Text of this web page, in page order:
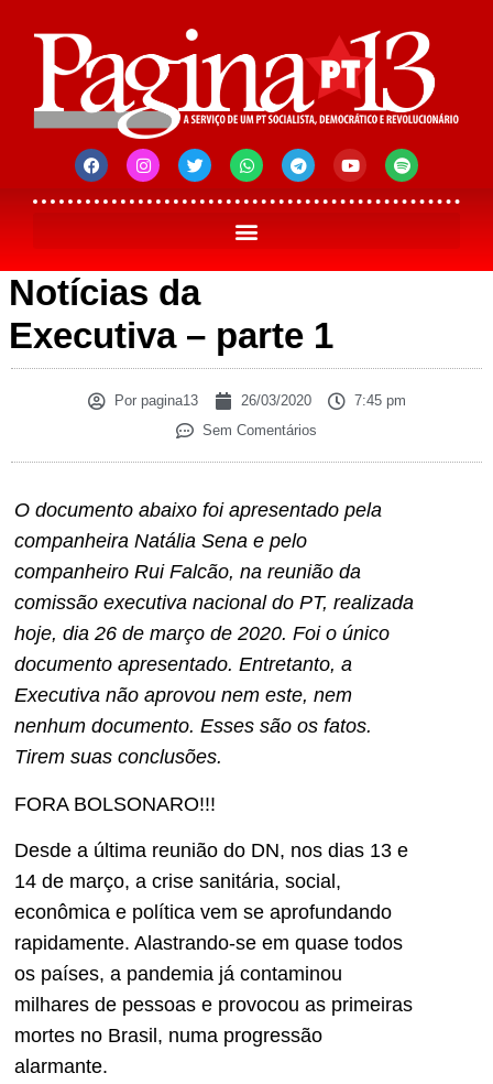
Notícias da
Executiva – parte 1
Porpagina13 26/03/2020
7:45 pm
Sem Comentários
O documento abaixo foi apresentado pela
companheira Natália Sena e pelo
companheiro Rui Falcão, na reunião da
comissão executiva nacional do PT, realizada
hoje, dia 26 de março de 2020. Foi o único
documento apresentado. Entretanto, a
Executiva não aprovou nem este, nem
nenhum documento. Esses são os fatos.
Tirem suas conclusões.
FORA BOLSONARO!!!
Desde a última reunião do DN, nos dias 13 e
14 de março, a crise sanitária, social,
econômica e política vem se aprofundando
rapidamente. Alastrando-se em quase todos
os países, a pandemia já contaminou
milhares de pessoas e provocou as primeiras
mortes no Brasil, numa progressão
alarmante.